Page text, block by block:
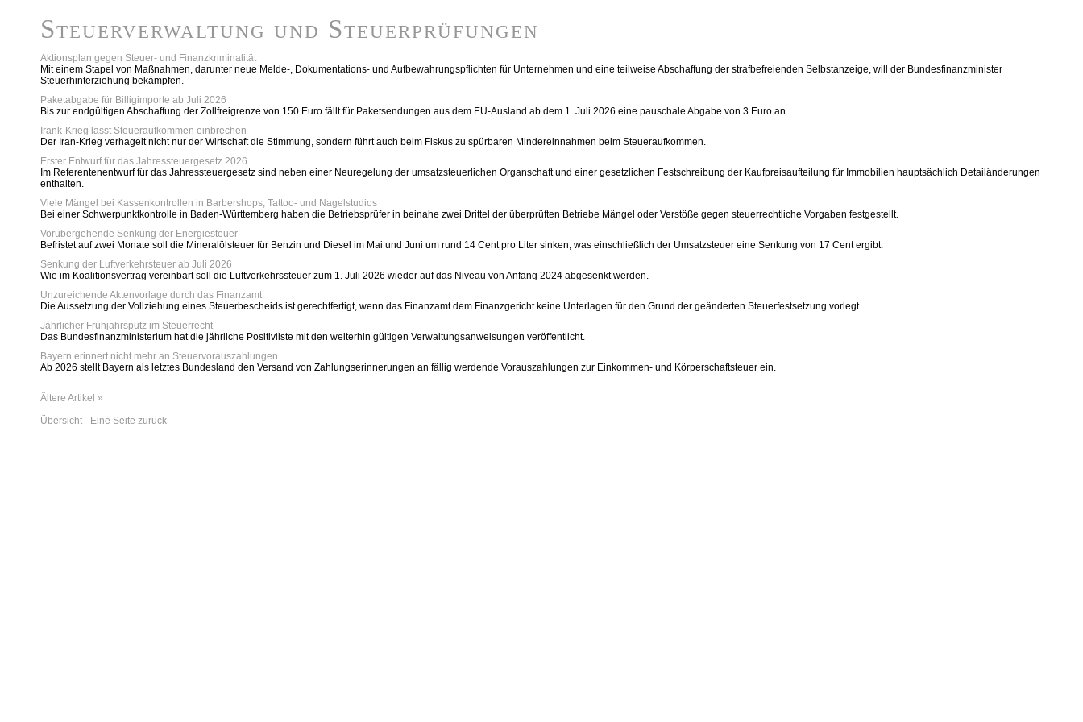
Steuerverwaltung und Steuerprüfungen
Aktionsplan gegen Steuer- und Finanzkriminalität
Mit einem Stapel von Maßnahmen, darunter neue Melde-, Dokumentations- und Aufbewahrungspflichten für Unternehmen und eine teilweise Abschaffung der strafbefreienden Selbstanzeige, will der Bundesfinanzminister
Steuerhinterziehung bekämpfen.
Paketabgabe für Billigimporte ab Juli 2026
Bis zur endgültigen Abschaffung der Zollfreigrenze von 150 Euro fällt für Paketsendungen aus dem EU-Ausland ab dem 1. Juli 2026 eine pauschale Abgabe von 3 Euro an.
Irank-Krieg lässt Steueraufkommen einbrechen
Der Iran-Krieg verhagelt nicht nur der Wirtschaft die Stimmung, sondern führt auch beim Fiskus zu spürbaren Mindereinnahmen beim Steueraufkommen.
Erster Entwurf für das Jahressteuergesetz 2026
Im Referentenentwurf für das Jahressteuergesetz sind neben einer Neuregelung der umsatzsteuerlichen Organschaft und einer gesetzlichen Festschreibung der Kaufpreisaufteilung für Immobilien hauptsächlich Detailänderungen
enthalten.
Viele Mängel bei Kassenkontrollen in Barbershops, Tattoo- und Nagelstudios
Bei einer Schwerpunktkontrolle in Baden-Württemberg haben die Betriebsprüfer in beinahe zwei Drittel der überprüften Betriebe Mängel oder Verstöße gegen steuerrechtliche Vorgaben festgestellt.
Vorübergehende Senkung der Energiesteuer
Befristet auf zwei Monate soll die Mineralölsteuer für Benzin und Diesel im Mai und Juni um rund 14 Cent pro Liter sinken, was einschließlich der Umsatzsteuer eine Senkung von 17 Cent ergibt.
Senkung der Luftverkehrsteuer ab Juli 2026
Wie im Koalitionsvertrag vereinbart soll die Luftverkehrssteuer zum 1. Juli 2026 wieder auf das Niveau von Anfang 2024 abgesenkt werden.
Unzureichende Aktenvorlage durch das Finanzamt
Die Aussetzung der Vollziehung eines Steuerbescheids ist gerechtfertigt, wenn das Finanzamt dem Finanzgericht keine Unterlagen für den Grund der geänderten Steuerfestsetzung vorlegt.
Jährlicher Frühjahrsputz im Steuerrecht
Das Bundesfinanzministerium hat die jährliche Positivliste mit den weiterhin gültigen Verwaltungsanweisungen veröffentlicht.
Bayern erinnert nicht mehr an Steuervorauszahlungen
Ab 2026 stellt Bayern als letztes Bundesland den Versand von Zahlungserinnerungen an fällig werdende Vorauszahlungen zur Einkommen- und Körperschaftsteuer ein.
Ältere Artikel »
Übersicht - Eine Seite zurück